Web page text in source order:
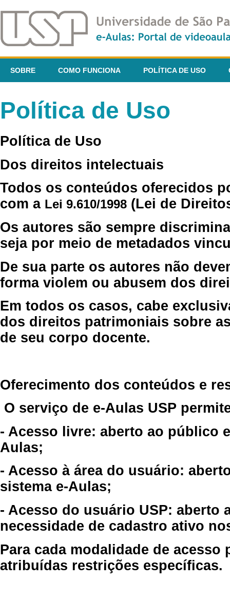
SOBRE COMO FUNCIONA POLÍTICA DE USO
Política de Uso
Política de Uso
Dos direitos intelectuais
Todos os conteúdos oferecidos
com a Lei 9.610/1998 (Lei de
Os autores são sempre
seja por meio de metadados
De sua parte os autores não
forma violem ou abusem dos
Em todos os casos, cabe
dos direitos patrimoniais sobre
de seu corpo docente.
Oferecimento dos conteúdos e
O serviço de e-Aulas USP
- Acesso livre: aberto ao público
Aulas;
- Acesso à área do usuário:
sistema e-Aulas;
- Acesso do usuário USP: aberto
necessidade de cadastro ativo
Para cada modalidade de
atribuídas restrições específicas.